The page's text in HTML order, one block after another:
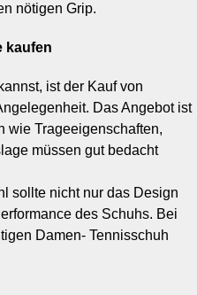
nötigen Grip.
kaufen
ist der Kauf von
Das Angebot ist
wie Trageeigenschaften,
müssen gut bedacht
sollte nicht nur das Design
des Schuhs. Bei
Damen- Tennisschuh